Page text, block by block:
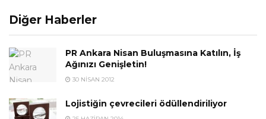
Diğer Haberler
PR Ankara Nisan Buluşmasına Katılın, İş
Ağınızı Genişletin!
30 NISAN 2012
Lojistiğin çevrecileri ödüllendiriliyor